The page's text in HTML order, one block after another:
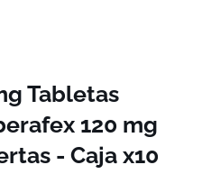
Tabletas
120 mg
- Caja x10